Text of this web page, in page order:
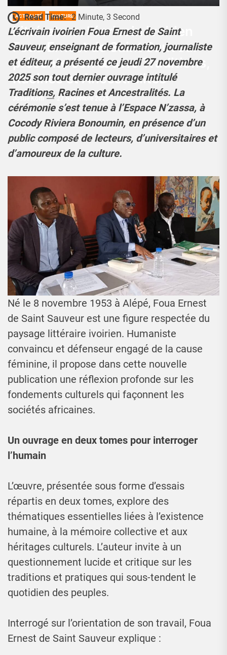
ACTUALITÉ CULTURE
Littérature: l’écrivain ivoirien
Foua Ernest de Saint Sauveur
présente son œuvre Traditions,
Racines et Ancestralités
Josué Koffi 27 Novembre 2025
Read Time: 2 Minute, 3 Second
L’écrivain ivoirien Foua Ernest de Saint
Sauveur, enseignant de formation, journaliste
et éditeur, a présenté ce jeudi 27 novembre
2025 son tout dernier ouvrage intitulé
Traditions, Racines et Ancestralités. La
cérémonie s’est tenue à l’Espace N’zassa, à
Cocody Riviera Bonoumin, en présence d’un
public composé de lecteurs, d’universitaires et
d’amoureux de la culture.
Né le 8 novembre 1953 à Alépé, Foua Ernest
de Saint Sauveur est une figure respectée du
paysage littéraire ivoirien. Humaniste
convaincu et défenseur engagé de la cause
féminine, il propose dans cette nouvelle
publication une réflexion profonde sur les
fondements culturels qui façonnent les
sociétés africaines.
Un ouvrage en deux tomes pour interroger
l’humain
L’œuvre, présentée sous forme d’essais
répartis en deux tomes, explore des
thématiques essentielles liées à l’existence
humaine, à la mémoire collective et aux
héritages culturels. L’auteur invite à un
questionnement lucide et critique sur les
traditions et pratiques qui sous-tendent le
quotidien des peuples.
Interrogé sur l’orientation de son travail, Foua
Ernest de Saint Sauveur explique :